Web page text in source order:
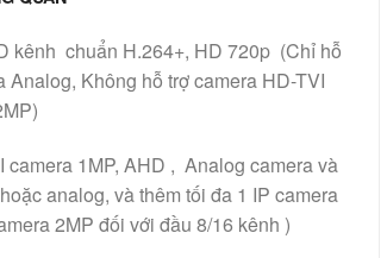
kênh chuẩn H.264+, HD 720p (Chỉ hỗ
Không hỗ trợ camera HD-TVI
1MP, AHD , Analog camera và
analog, và thêm tối đa 1 IP camera
2MP đối với đầu 8/16 kênh )